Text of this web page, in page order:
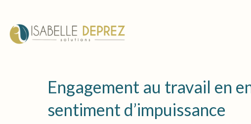
Engagement au travail en
sentiment d’impuissance